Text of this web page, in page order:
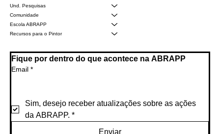
Und. Pesquisas
Comunidade
Escola ABRAPP
Recursos para o Pintor
Fique por dentro do que acontece na ABRAPP
Email *
Sim, desejo receber atualizações sobre as ações
da ABRAPP. *
Enviar